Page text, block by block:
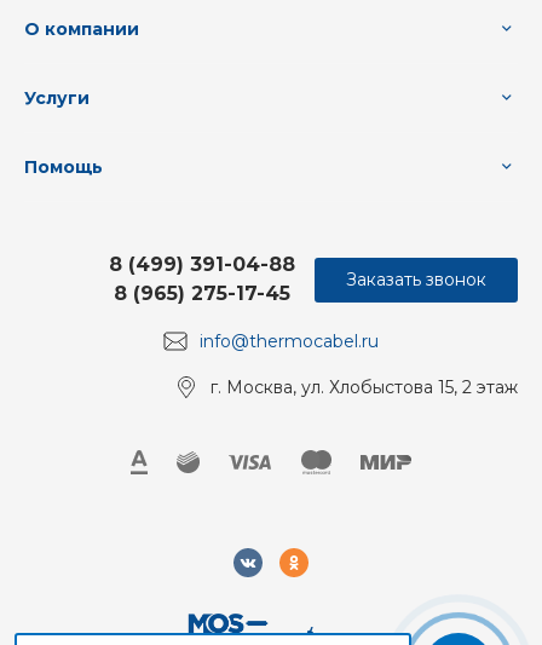
О компании
Услуги
Помощь
info@thermocabel.ru
8 (499) 391-04-88
8 (965) 275-17-45
г. Москва, ул. Хлобыстова 15, 2 этаж
Заказать звонок